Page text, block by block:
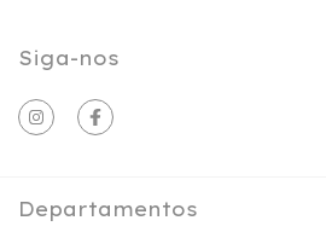
Siga-nos
Departamentos